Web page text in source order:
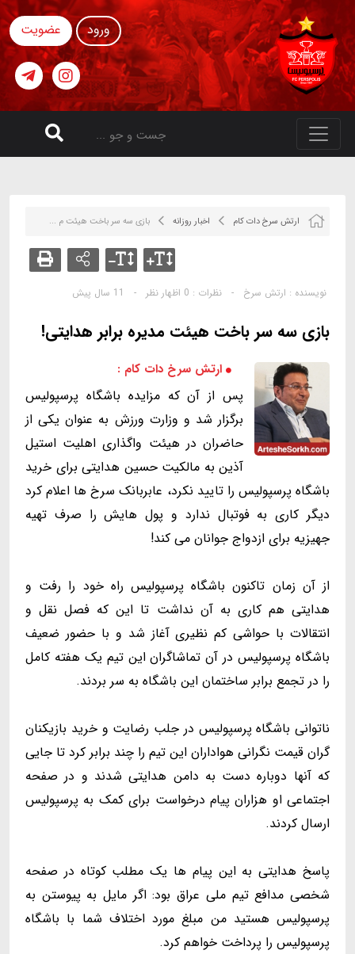
ورود عضویت
ارتش سرخ دات کام اخبار روزانه بازی سه سر باخت هیئت م ...
نویسنده : ارتش سرخ - نظرات : 0 اظهار نظر - 11 سال پیش
بازی سه سر باخت هیئت مدیره برابر هدایتی!
ارتش سرخ دات کام :
پس از آن که مزایده باشگاه پرسپولیس
برگزار شد و وزارت ورزش به عنوان یکی از
حاضران در هیئت واگذاری اهلیت استیل
آذین به مالکیت حسین هدایتی برای خرید
باشگاه پرسپولیس را تایید نکرد، عابربانک سرخ ها اعلام کرد
دیگر کاری به فوتبال ندارد و پول هایش را صرف تهیه
جهیزیه برای ازدواج جوانان می کند!
از آن زمان تاکنون باشگاه پرسپولیس راه خود را رفت و
هدایتی هم کاری به آن نداشت تا این که فصل نقل و
انتقالات با حواشی کم نظیری آغاز شد و با حضور ضعیف
باشگاه پرسپولیس در آن تماشاگران این تیم یک هفته کامل
را در تجمع برابر ساختمان این باشگاه به سر بردند.
ناتوانی باشگاه پرسپولیس در جلب رضایت و خرید بازیکنان
گران قیمت نگرانی هواداران این تیم را چند برابر کرد تا جایی
که آنها دوباره دست به دامن هدایتی شدند و در صفحه
اجتماعی او هزاران پیام درخواست برای کمک به پرسپولیس
ارسال کردند.
پاسخ هدایتی به این پیام ها یک مطلب کوتاه در صفحه
شخصی مدافع تیم ملی عراق بود: اگر مایل به پیوستن به
پرسپولیس هستید من مبلغ مورد اختلاف شما با باشگاه
پرسپولیس را پرداخت خواهم کرد.